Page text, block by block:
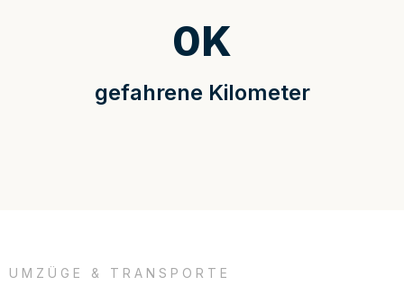
gefahrene Kilometer
0K
UMZÜGE & TRANSPORTE